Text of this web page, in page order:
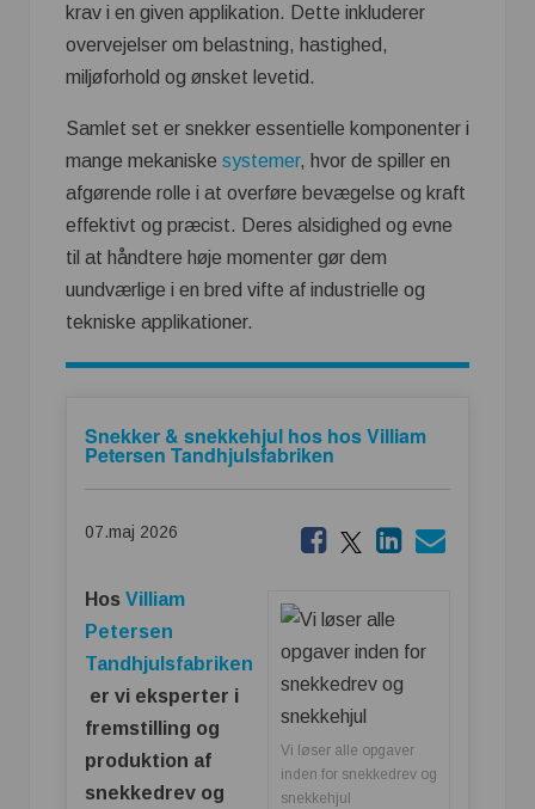
krav i en given applikation. Dette inkluderer
overvejelser om belastning, hastighed,
miljøforhold og ønsket levetid.
Samlet set er snekker essentielle komponenter i
mange mekaniske systemer, hvor de spiller en
afgørende rolle i at overføre bevægelse og kraft
effektivt og præcist. Deres alsidighed og evne
til at håndtere høje momenter gør dem
uundværlige i en bred vifte af industrielle og
tekniske applikationer.
Snekker & snekkehjul hos hos Villiam
Petersen Tandhjulsfabriken
07.maj 2026
Vi løser alle opgaver
inden for snekkedrev og
snekkehjul
Hos Villiam
Petersen
Tandhjulsfabriken
er vi eksperter i
fremstilling og
produktion af
snekkedrev og